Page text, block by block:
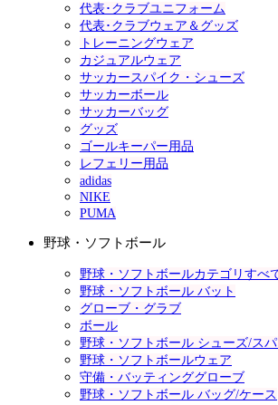
代表･クラブユニフォーム
代表･クラブウェア＆グッズ
トレーニングウェア
カジュアルウェア
サッカースパイク・シューズ
サッカーボール
サッカーバッグ
グッズ
ゴールキーパー用品
レフェリー用品
adidas
NIKE
PUMA
野球・ソフトボール
野球・ソフトボールカテゴリすべ
野球・ソフトボール バット
グローブ・グラブ
ボール
野球・ソフトボール シューズ/スパ
野球・ソフトボールウェア
守備・バッティンググローブ
野球・ソフトボール バッグ/ケース